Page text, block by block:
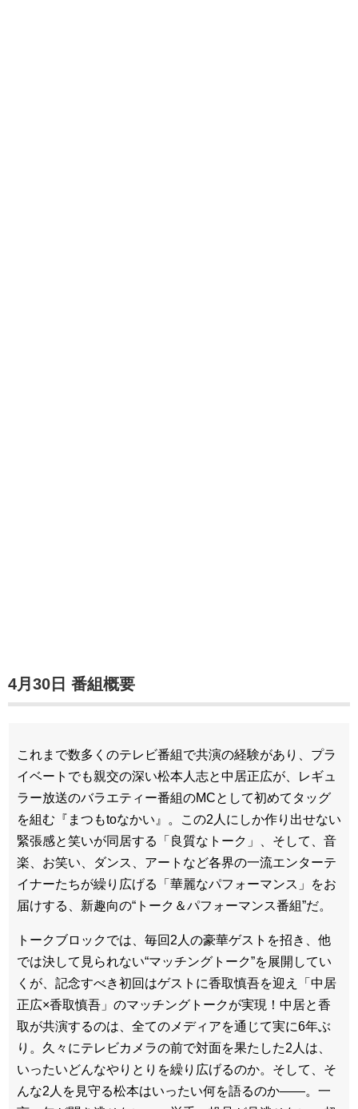
4月30日 番組概要
これまで数多くのテレビ番組で共演の経験があり、プラ
イベートでも親交の深い松本人志と中居正広が、レギュ
ラー放送のバラエティー番組のMCとして初めてタッグ
を組む『まつもtoなかい』。この2人にしか作り出せない
緊張感と笑いが同居する「良質なトーク」、そして、音
楽、お笑い、ダンス、アートなど各界の一流エンターテ
イナーたちが繰り広げる「華麗なパフォーマンス」をお
届けする、新趣向の“トーク＆パフォーマンス番組”だ。
トークブロックでは、毎回2人の豪華ゲストを招き、他
では決して見られない“マッチングトーク”を展開してい
くが、記念すべき初回はゲストに香取慎吾を迎え「中居
正広×香取慎吾」のマッチングトークが実現！中居と香
取が共演するのは、全てのメディアを通じて実に6年ぶ
り。久々にテレビカメラの前で対面を果たした2人は、
いったいどんなやりとりを繰り広げるのか。そして、そ
んな2人を見守る松本はいったい何を語るのか――。一